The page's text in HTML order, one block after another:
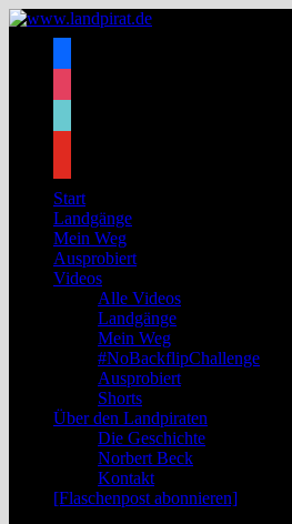
Zum
Start
Landgänge
Mein Weg
Ausprobiert
Videos
Alle Videos
Landgänge
Mein Weg
#NoBackflipChallenge
Ausprobiert
Shorts
Über den Landpiraten
Die Geschichte
Norbert Beck
Kontakt
[Flaschenpost abonnieren]